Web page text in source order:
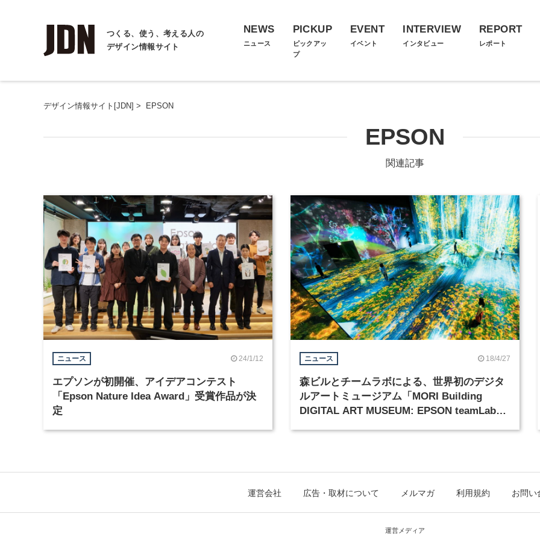
つくる、使う、考える人の
デザイン情報サイト
NEWS
ニュース
PICKUP
ピックアッ
プ
EVENT
イベント
INTERVIEW
インタビュー
REPORT
レポート
デザイン情報サイト[JDN] > EPSON
EPSON
関連記事
ニュース 24/1/12
エプソンが初開催、アイデアコンテスト
「Epson Nature Idea Award」受賞作品が決
定
ニュース 18/4/27
森ビルとチームラボによる、世界初のデジタ
ルアートミュージアム「MORI Building
DIGITAL ART MUSEUM: EPSON teamLab
運営会社 広告・取材について メルマガ 利用規約 お問い
運営メディア